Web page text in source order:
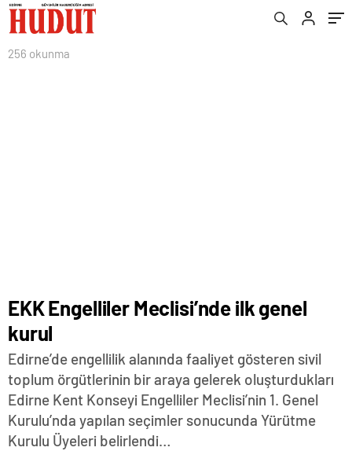
256 okunma
EKK Engelliler Meclisi’nde ilk genel
kurul
Edirne’de engellilik alanında faaliyet gösteren sivil
toplum örgütlerinin bir araya gelerek oluşturdukları
Edirne Kent Konseyi Engelliler Meclisi’nin 1. Genel
Kurulu’nda yapılan seçimler sonucunda Yürütme
Kurulu Üyeleri belirlendi…